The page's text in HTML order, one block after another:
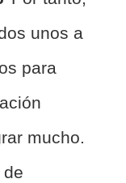
unos a
para
mucho.